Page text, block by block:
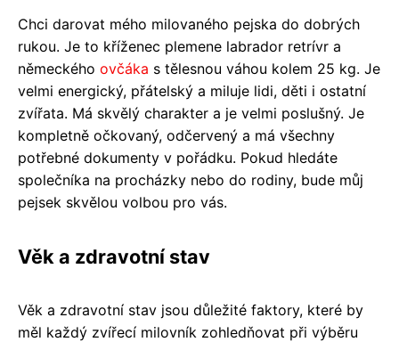
Chci darovat mého milovaného pejska do dobrých
rukou. Je to kříženec plemene labrador retrívr a
německého ovčáka s tělesnou váhou kolem 25 kg. Je
velmi energický, přátelský a miluje lidi, děti i ostatní
zvířata. Má skvělý charakter a je velmi poslušný. Je
kompletně očkovaný, odčervený a má všechny
potřebné dokumenty v pořádku. Pokud hledáte
společníka na procházky nebo do rodiny, bude můj
pejsek skvělou volbou pro vás.
Věk a zdravotní stav
Věk a zdravotní stav jsou důležité faktory, které by
měl každý zvířecí milovník zohledňovat při výběru